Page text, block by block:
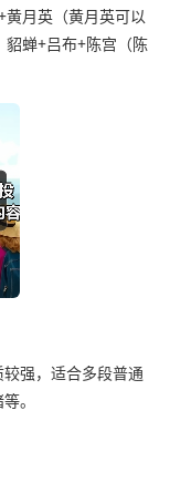
月英（黄月英可以
蝉+吕布+陈宫（陈
强，适合多段普通
。